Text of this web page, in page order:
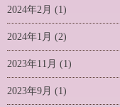
2024年2月 (1)
2024年1月 (2)
2023年11月 (1)
2023年9月 (1)